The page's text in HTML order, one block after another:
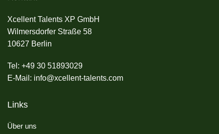
Xcellent Talents XP GmbH
Wilmersdorfer Straße 58
10627 Berlin
Tel: +49 30 51893029
E-Mail: info@xcellent-talents.com
Links
Über uns